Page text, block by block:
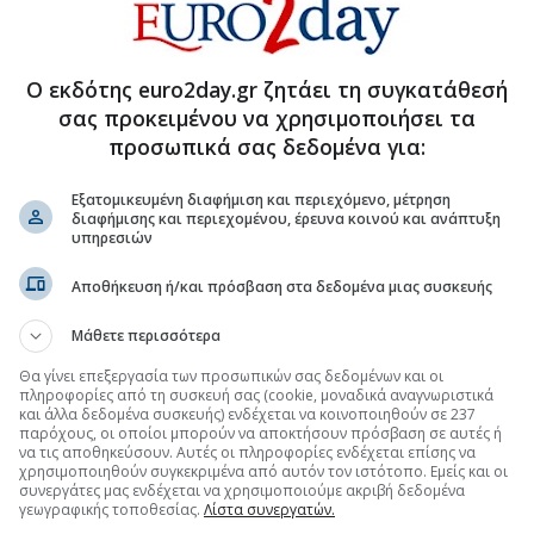
- TELECOMS
Ο εκδότης euro2day.gr ζητάει τη συγκατάθεσή
σας προκειμένου να χρησιμοποιήσει τα
προσωπικά σας δεδομένα για:
Εξατομικευμένη διαφήμιση και περιεχόμενο, μέτρηση
διαφήμισης και περιεχομένου, έρευνα κοινού και ανάπτυξη
υπηρεσιών
Αποθήκευση ή/και πρόσβαση στα δεδομένα μιας συσκευής
Μάθετε περισσότερα
Θα γίνει επεξεργασία των προσωπικών σας δεδομένων και οι
πληροφορίες από τη συσκευή σας (cookie, μοναδικά αναγνωριστικά
και άλλα δεδομένα συσκευής) ενδέχεται να κοινοποιηθούν σε 237
παρόχους, οι οποίοι μπορούν να αποκτήσουν πρόσβαση σε αυτές ή
να τις αποθηκεύσουν. Αυτές οι πληροφορίες ενδέχεται επίσης να
χρησιμοποιηθούν συγκεκριμένα από αυτόν τον ιστότοπο. Εμείς και οι
συνεργάτες μας ενδέχεται να χρησιμοποιούμε ακριβή δεδομένα
γεωγραφικής τοποθεσίας. Λίστα συνεργατών.